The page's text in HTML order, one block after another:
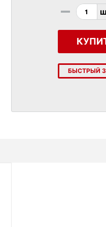
-
БЫСТРЫЙ